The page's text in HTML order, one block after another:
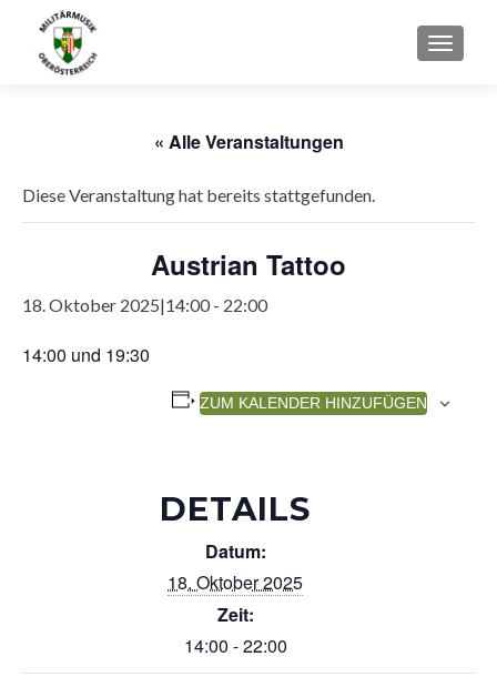
« Alle Veranstaltungen
Diese Veranstaltung hat bereits stattgefunden.
Austrian Tattoo
18. Oktober 2025|14:00 - 22:00
14:00 und 19:30
ZUM KALENDER HINZUFÜGEN
DETAILS
Datum:
18. Oktober 2025
Zeit:
14:00 - 22:00